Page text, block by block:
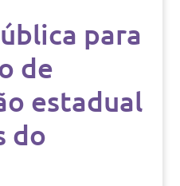
para
de
estadual
do